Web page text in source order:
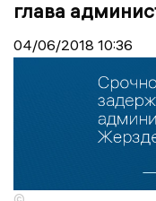
глава
04/06/2018 10:36